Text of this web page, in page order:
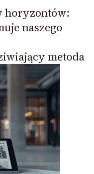
horyzontów:
naszego
metoda